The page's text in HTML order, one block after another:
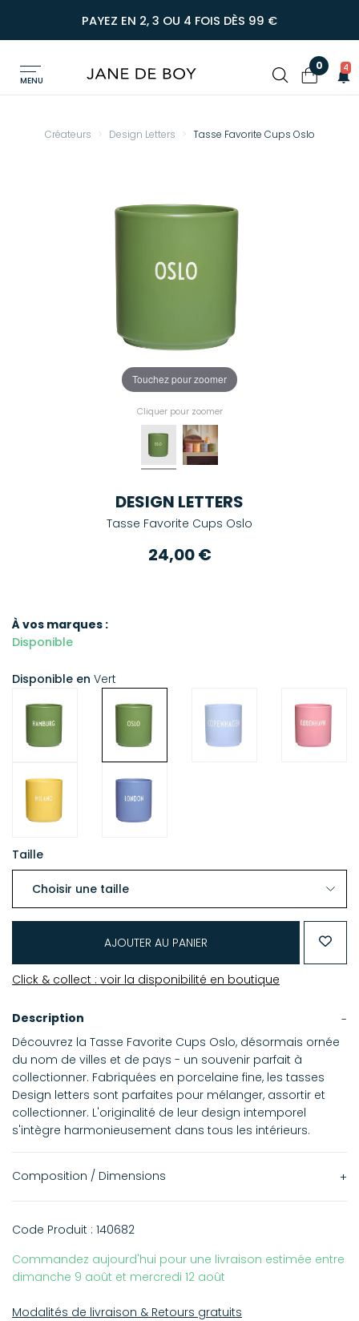
PAYEZ EN 2, 3 OU 4 FOIS DÈS 99 €
MENU
0 4
Créateurs Design Letters Tasse Favorite Cups Oslo
Touchez pour zoomer
Cliquer pour zoomer
DESIGN LETTERS
Tasse Favorite Cups Oslo
24,00 €
À vos marques :
Disponible
Disponible en Vert
Taille
AJOUTER AU PANIER
Click & collect : voir la disponibilité en boutique
Description
Découvrez la Tasse Favorite Cups Oslo, désormais ornée
du nom de villes et de pays - un souvenir parfait à
collectionner. Fabriquées en porcelaine fine, les tasses
Design letters sont parfaites pour mélanger, assortir et
collectionner. L'originalité de leur design intemporel
s'intègre harmonieusement dans tous les intérieurs.
Composition / Dimensions
Hauteur : 8,6
Code Produit : 140682
Commandez aujourd'hui pour une livraison estimée entre
dimanche 9 août et mercredi 12 août
Modalités de livraison & Retours gratuits